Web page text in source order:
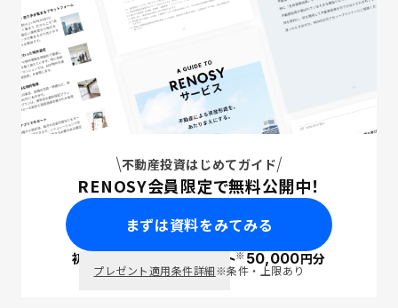
不動産投資はじめてガイド
RENOSY会員限定で無料公開中！
まずは資料をみてみる
初回面談で ポイント※50,000円分
プレゼント適用条件詳細※条件・上限あり